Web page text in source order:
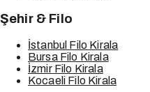
Şehir & Filo
İstanbul Filo Kirala
Bursa Filo Kirala
İzmir Filo Kirala
Kocaeli Filo Kirala